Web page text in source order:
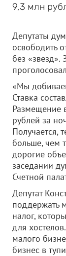
9,3 млн
Депутаты
освободить
без «звезд».
«Мы
Ставка
Размещение
рублей за
Получается,
больше, чем
дорогие
заседании
Счетной
Депутат
поддержать
налог,
для
малого
бизнес в